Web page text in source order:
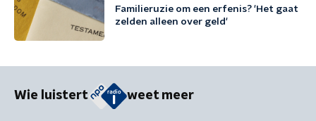
Familieruzie om een erfenis? 'Het gaat
zelden alleen over geld'
Wie luistert weet meer